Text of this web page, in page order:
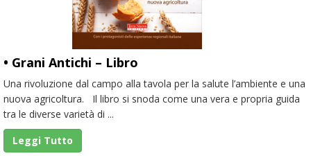
• Grani Antichi – Libro
Una rivoluzione dal campo alla tavola per la salute l’ambiente e una
nuova agricoltura. Il libro si snoda come una vera e propria guida
tra le diverse varietà di ...
Leggi Tutto